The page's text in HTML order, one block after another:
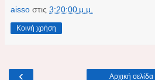
aisso στις 3:20:00 μ.μ.
Κοινή χρήση
‹ Αρχική σελίδα